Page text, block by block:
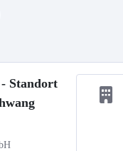
Standort